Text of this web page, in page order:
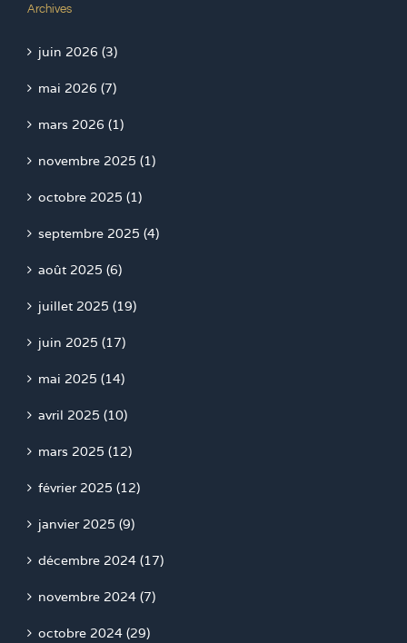
Archives
juin 2026 (3)
mai 2026 (7)
mars 2026 (1)
novembre 2025 (1)
octobre 2025 (1)
septembre 2025 (4)
août 2025 (6)
juillet 2025 (19)
juin 2025 (17)
mai 2025 (14)
avril 2025 (10)
mars 2025 (12)
février 2025 (12)
janvier 2025 (9)
décembre 2024 (17)
novembre 2024 (7)
octobre 2024 (29)